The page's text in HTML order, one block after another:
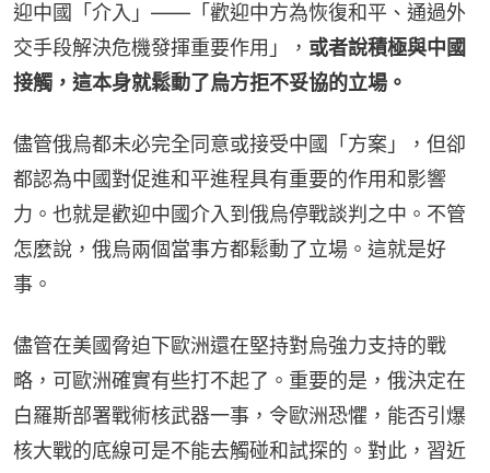
迎中國「介入」——「歡迎中方為恢復和平、通過外
交手段解決危機發揮重要作用」， 或者說積極與中國
接觸，這本身就鬆動了烏方拒不妥協的立場。
儘管俄烏都未必完全同意或接受中國「方案」，但卻
都認為中國對促進和平進程具有重要的作用和影響
力。也就是歡迎中國介入到俄烏停戰談判之中。不管
怎麼說，俄烏兩個當事方都鬆動了立場。這就是好
事。
儘管在美國脅迫下歐洲還在堅持對烏強力支持的戰
略，可歐洲確實有些打不起了。重要的是，俄決定在
白羅斯部署戰術核武器一事，令歐洲恐懼，能否引爆
核大戰的底線可是不能去觸碰和試探的。對此，習近